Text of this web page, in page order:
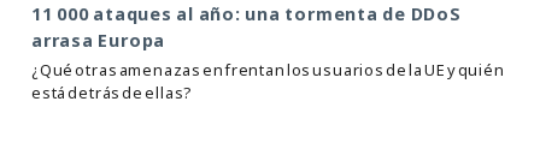
11 000 ataques al año: una tormenta de DDoS
arrasa Europa
¿Qué otras amenazas enfrentan los usuarios de la UE y quién
está detrás de ellas?